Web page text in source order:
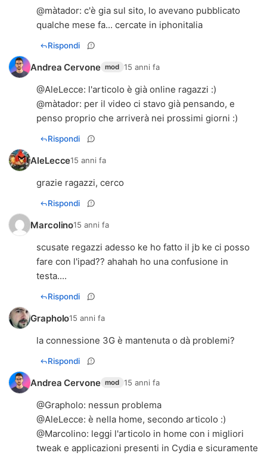
@màtador: c'è gia sul sito, lo avevano pubblicato
qualche mese fa... cercate in iphonitalia
Rispondi
Andrea Cervone mod 15 anni fa
@AleLecce: l'articolo è già online ragazzi :)
@màtador: per il video ci stavo già pensando, e
penso proprio che arriverà nei prossimi giorni :)
Rispondi
AleLecce15 anni fa
grazie ragazzi, cerco
Rispondi
Marcolino15 anni fa
scusate regazzi adesso ke ho fatto il jb ke ci posso
fare con l'ipad?? ahahah ho una confusione in
testa....
Rispondi
Grapholo15 anni fa
la connessione 3G è mantenuta o dà problemi?
Rispondi
Andrea Cervone mod 15 anni fa
@Grapholo: nessun problema
@AleLecce: è nella home, secondo articolo :)
@Marcolino: leggi l'articolo in home con i migliori
tweak e applicazioni presenti in Cydia e sicuramente